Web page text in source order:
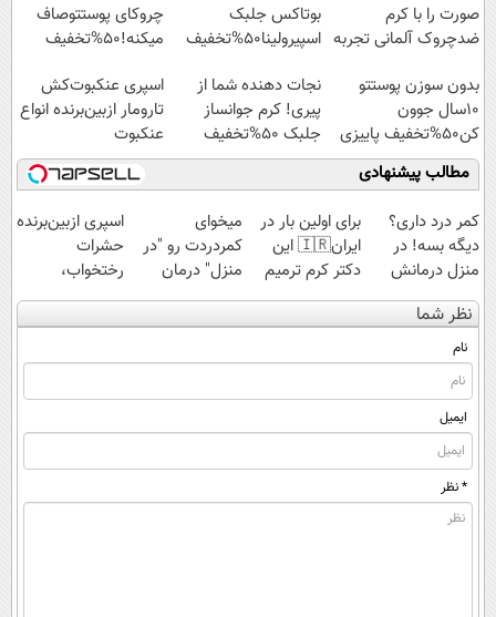
صورت را با کرم
ضدچروک آلمانی تجربه
بوتاکس جلبک
اسپیرولینا50%تخفیف
چروکای پوستتوصاف
میکنه!50%تخفیف
بدون سوزن پوستتو
10سال جوون
کن50%تخفیف پاییزی
نجات دهنده شما از
پیری! کرم جوانساز
جلبک 50%تخفیف
اسپری عنکبوت‌‌کش
تارومار ازبین‌برنده انواع
عنکبوت
مطالب پیشنهادی
کمر درد داری؟
دیگه بسه! در
منزل درمانش
کن
(◀پرسش‌نامه)
برای اولین بار در
ایران🇮🇷 این
دکتر کرم ترمیم
کننده 23 روزه
ساخت!
میخوای
کمردردت رو "در
منزل" درمان
کنی؟ (◂فیلم +
◂پرسش‌نامه)
اسپری ازبین‌برنده
حشرات
رختخواب،
مناسب برای
مقابله با انواع
نظر شما
نام
ایمیل
* نظر